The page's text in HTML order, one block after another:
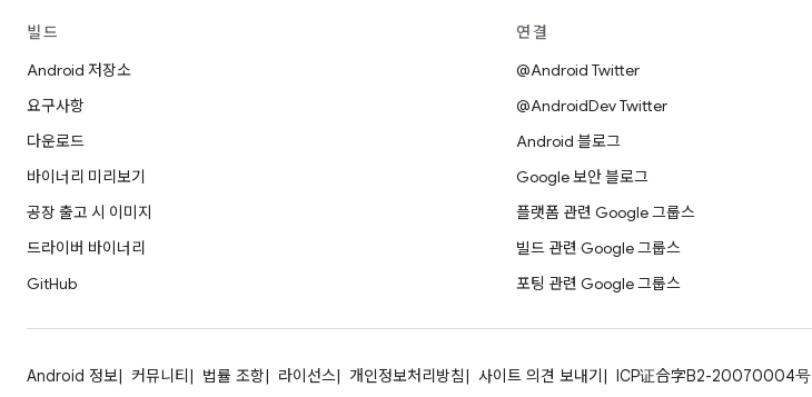
빌드
Android 저장소
요구사항
다운로드
바이너리 미리보기
공장 출고 시 이미지
드라이버 바이너리
GitHub
연결
@Android Twitter
@AndroidDev Twitter
Android 블로그
Google 보안 블로그
플랫폼 관련 Google 그룹스
빌드 관련 Google 그룹스
포팅 관련 Google 그룹스
Android 정보 커뮤니티 법률 조항 라이선스 개인정보처리방침 사이트 의견 보내기 ICP证合字B2-20070004号